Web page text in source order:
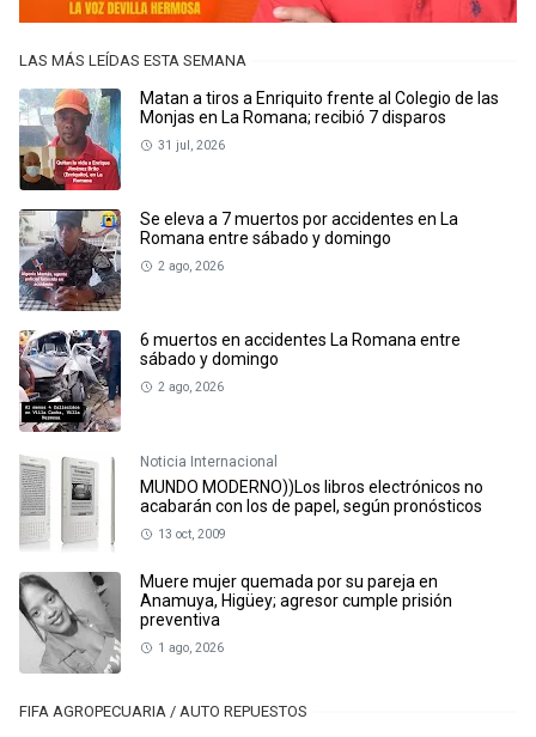
LAS MÁS LEÍDAS ESTA SEMANA
Matan a tiros a Enriquito frente al Colegio de las
Monjas en La Romana; recibió 7 disparos
31 jul, 2026
Se eleva a 7 muertos por accidentes en La
Romana entre sábado y domingo
2 ago, 2026
6 muertos en accidentes La Romana entre
sábado y domingo
2 ago, 2026
Noticia Internacional
MUNDO MODERNO))Los libros electrónicos no
acabarán con los de papel, según pronósticos
13 oct, 2009
Muere mujer quemada por su pareja en
Anamuya, Higüey; agresor cumple prisión
preventiva
1 ago, 2026
FIFA AGROPECUARIA / AUTO REPUESTOS